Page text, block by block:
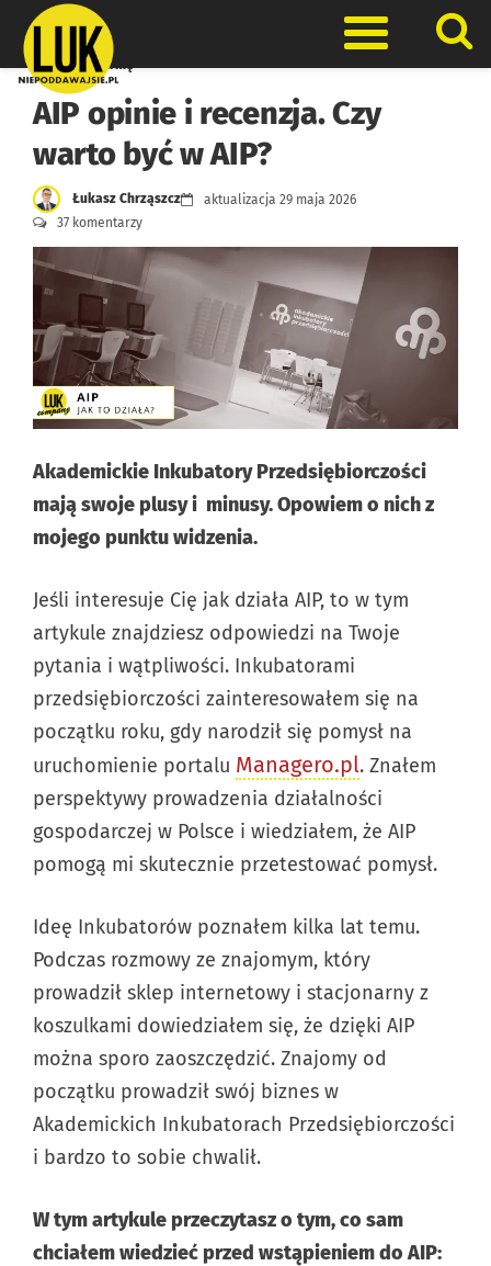
content
Otwórz
Otwieramy firmę
AIP opinie i recenzja. Czy
warto być w AIP?
aktualizacja 29 maja 2026
Łukasz Chrząszcz
37 komentarzy
Akademickie Inkubatory Przedsiębiorczości
mają swoje plusy i minusy. Opowiem o nich z
mojego punktu widzenia.
Jeśli interesuje Cię jak działa AIP, to w tym
artykule znajdziesz odpowiedzi na Twoje
pytania i wątpliwości. Inkubatorami
przedsiębiorczości zainteresowałem się na
początku roku, gdy narodził się pomysł na
uruchomienie portalu Managero.pl. Znałem
perspektywy prowadzenia działalności
gospodarczej w Polsce i wiedziałem, że AIP
pomogą mi skutecznie przetestować pomysł.
Ideę Inkubatorów poznałem kilka lat temu.
Podczas rozmowy ze znajomym, który
prowadził sklep internetowy i stacjonarny z
koszulkami dowiedziałem się, że dzięki AIP
można sporo zaoszczędzić. Znajomy od
początku prowadził swój biznes w
Akademickich Inkubatorach Przedsiębiorczości
i bardzo to sobie chwalił.
W tym artykule przeczytasz o tym, co sam
chciałem wiedzieć przed wstąpieniem do AIP: